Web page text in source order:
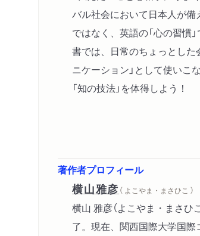
バル社会において日本人が
ではなく、英語の「心の習慣
書では、日常のちょっとした
ニケーション」として使いこ
「知の技法」を体得しよう！
著作者プロフィール
横山雅彦 （ よこやま・まさひこ ）
横山 雅彦（よこやま・まさ
了。現在、関西国際大学国際